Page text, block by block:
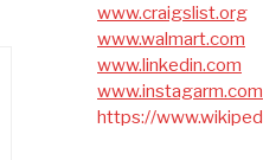
www.craigslist.org
www.walmart.com
www.linkedin.com
www.instagarm.com
https://